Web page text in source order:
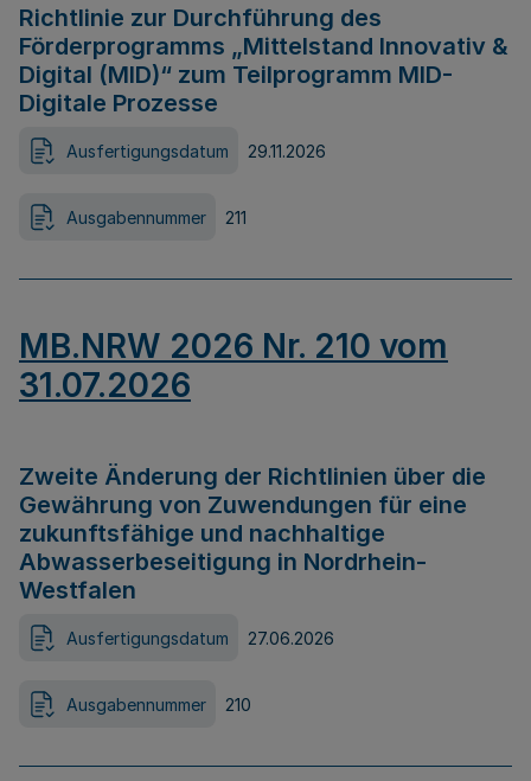
Richtlinie zur Durchführung des
Förderprogramms „Mittelstand Innovativ &
Digital (MID)“ zum Teilprogramm MID-
Digitale Prozesse
Ausfertigungsdatum 29.11.2026
Ausgabennummer 211
MB.NRW 2026 Nr. 210 vom
31.07.2026
Zweite Änderung der Richtlinien über die
Gewährung von Zuwendungen für eine
zukunftsfähige und nachhaltige
Abwasserbeseitigung in Nordrhein-
Westfalen
Ausfertigungsdatum 27.06.2026
Ausgabennummer 210